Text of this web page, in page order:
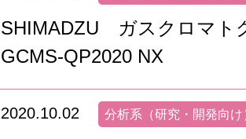
SHIMADZU ガスクロマト
GCMS-QP2020 NX
2020.10.02 分析系（研究・開発向け